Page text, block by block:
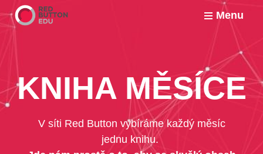
Menu
KNIHA MĚSÍCE
V síti Red Button vybíráme každý měsíc
jednu knihu.